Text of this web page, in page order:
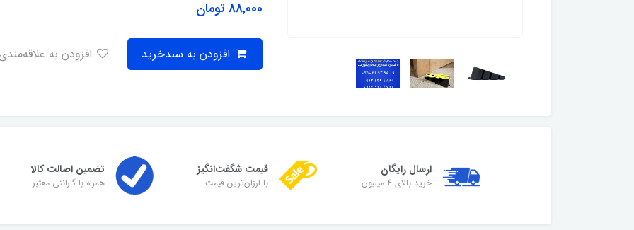
88,000تومان
ارسال رایگان
خرید بالای 4 میلیون
قیمت شگفت‌انگیز
با ارزان‌ترین قیمت
تضمین اصالت کالا
همراه با گارانتی معتبر